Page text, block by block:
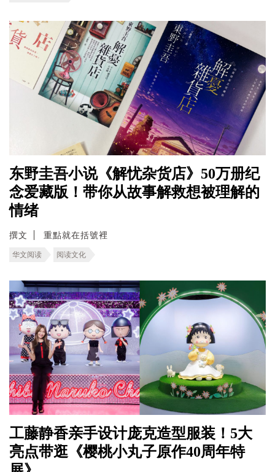
东野圭吾小说《解忧杂货店》50万册纪
念爱藏版！带你从故事解救想被理解的
情绪
撰文 重點就在括號裡
华文阅读 阅读文化
工藤静香亲手设计庞克造型服装！5大
亮点带逛《樱桃小丸子原作40周年特